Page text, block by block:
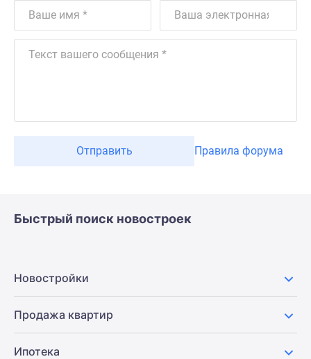
Отправить Правила форума
Быстрый поиск новостроек
Новостройки
Продажа квартир
Ипотека